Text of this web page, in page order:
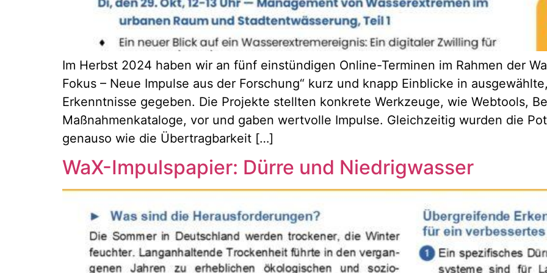
Im Herbst 2024 haben wir an fünf einstündigen Online-Terminen im Rahmen der
Fokus – Neue Impulse aus der Forschung“ kurz und knapp Einblicke in
Erkenntnisse gegeben. Die Projekte stellten konkrete Werkzeuge, wie Webtools,
Maßnahmenkataloge, vor und gaben wertvolle Impulse. Gleichzeitig wurden die
genauso wie die Übertragbarkeit […]
WaX-Impulspapier: Dürre und Niedrigwasser